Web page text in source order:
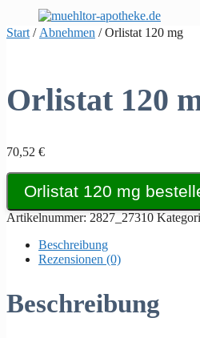
Inhalt
springen
Start / Abnehmen / Orlistat 120 mg
Orlistat 120
70,52 €
Orlistat 120 mg
Artikelnummer: 2827_27310
Beschreibung
Rezensionen (0)
Beschreibung